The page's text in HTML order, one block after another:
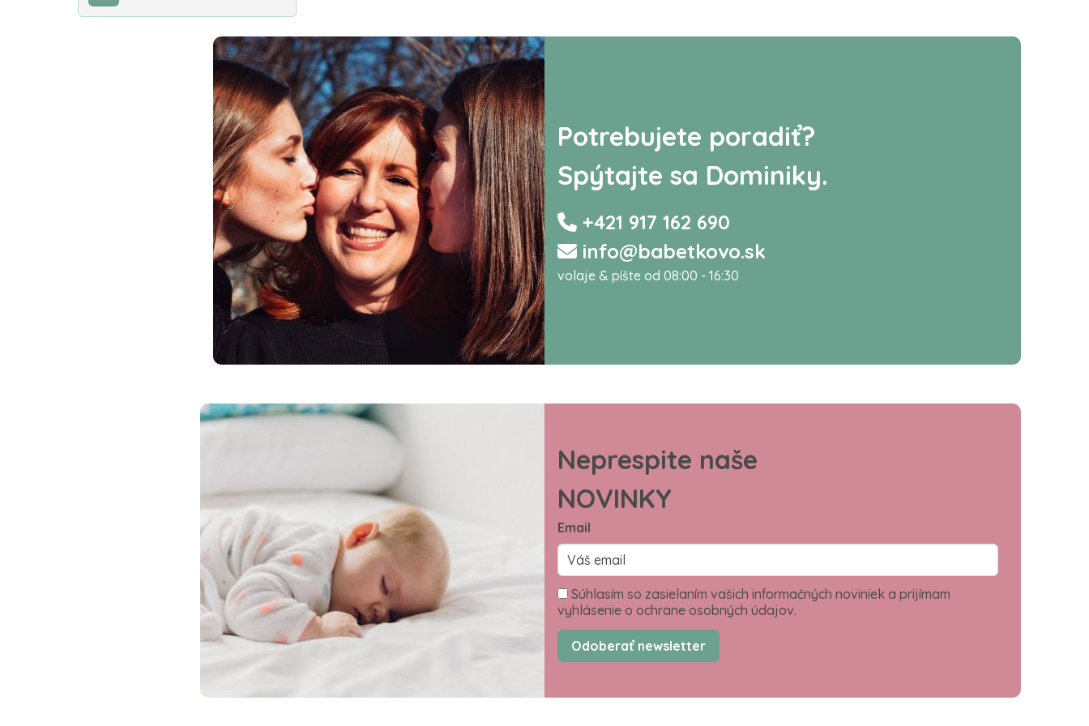
Potrebujete poradiť?
Spýtajte sa Dominiky.
+421 917 162 690
info@babetkovo.sk
volaje & píšte od 08:00 - 16:30
Neprespite naše
NOVINKY
Email
Súhlasím so zasielaním vašich informačných noviniek a prijímam
vyhlásenie o ochrane osobných údajov.
Odoberať newsletter